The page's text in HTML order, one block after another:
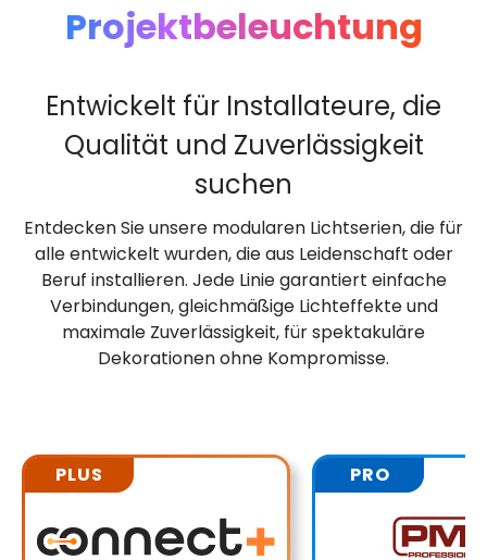
Projektbeleuchtung
Entwickelt für Installateure, die
Qualität und Zuverlässigkeit
suchen
Entdecken Sie unsere modularen Lichtserien, die für
alle entwickelt wurden, die aus Leidenschaft oder
Beruf installieren. Jede Linie garantiert einfache
Verbindungen, gleichmäßige Lichteffekte und
maximale Zuverlässigkeit, für spektakuläre
Dekorationen ohne Kompromisse.
PLUS PRO